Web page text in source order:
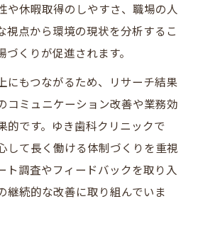
や休暇取得のしやすさ、職場の人
視点から環境の現状を分析するこ
くりが促進されます。
にもつながるため、リサーチ結果
コミュニケーション改善や業務効
的です。ゆき歯科クリニックで
して長く働ける体制づくりを重視
ト調査やフィードバックを取り入
継続的な改善に取り組んでいま